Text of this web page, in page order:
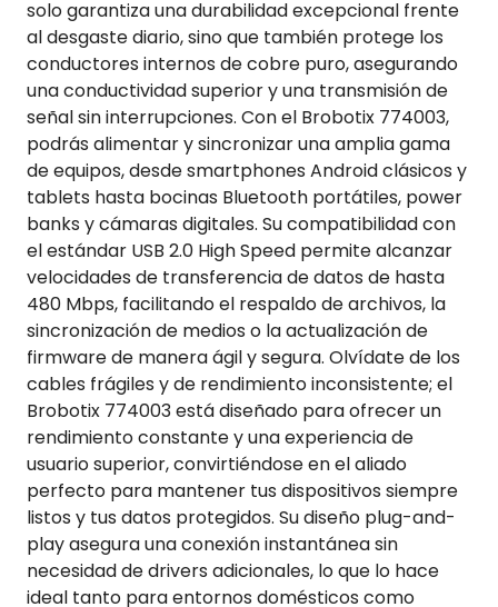
solo garantiza una durabilidad excepcional frente
al desgaste diario, sino que también protege los
conductores internos de cobre puro, asegurando
una conductividad superior y una transmisión de
señal sin interrupciones. Con el Brobotix 774003,
podrás alimentar y sincronizar una amplia gama
de equipos, desde smartphones Android clásicos y
tablets hasta bocinas Bluetooth portátiles, power
banks y cámaras digitales. Su compatibilidad con
el estándar USB 2.0 High Speed permite alcanzar
velocidades de transferencia de datos de hasta
480 Mbps, facilitando el respaldo de archivos, la
sincronización de medios o la actualización de
firmware de manera ágil y segura. Olvídate de los
cables frágiles y de rendimiento inconsistente; el
Brobotix 774003 está diseñado para ofrecer un
rendimiento constante y una experiencia de
usuario superior, convirtiéndose en el aliado
perfecto para mantener tus dispositivos siempre
listos y tus datos protegidos. Su diseño plug-and-
play asegura una conexión instantánea sin
necesidad de drivers adicionales, lo que lo hace
ideal tanto para entornos domésticos como